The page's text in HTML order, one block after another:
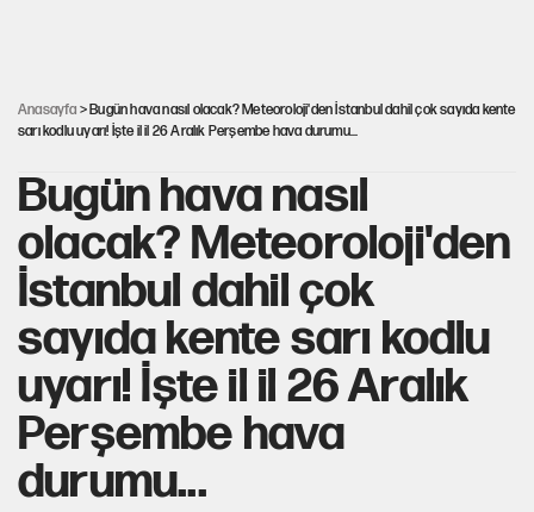
Anasayfa > Bugün hava nasıl olacak? Meteoroloji'den İstanbul dahil çok sayıda kente
sarı kodlu uyarı! İşte il il 26 Aralık Perşembe hava durumu...
Bugün hava nasıl
olacak? Meteoroloji'den
İstanbul dahil çok
sayıda kente sarı kodlu
uyarı! İşte il il 26 Aralık
Perşembe hava
durumu...